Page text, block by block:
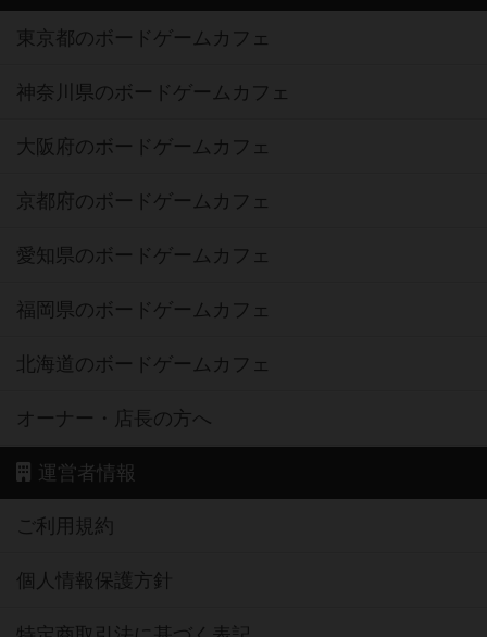
東京都のボードゲームカフェ
神奈川県のボードゲームカフェ
大阪府のボードゲームカフェ
京都府のボードゲームカフェ
愛知県のボードゲームカフェ
福岡県のボードゲームカフェ
北海道のボードゲームカフェ
オーナー・店長の方へ
運営者情報
ご利用規約
個人情報保護方針